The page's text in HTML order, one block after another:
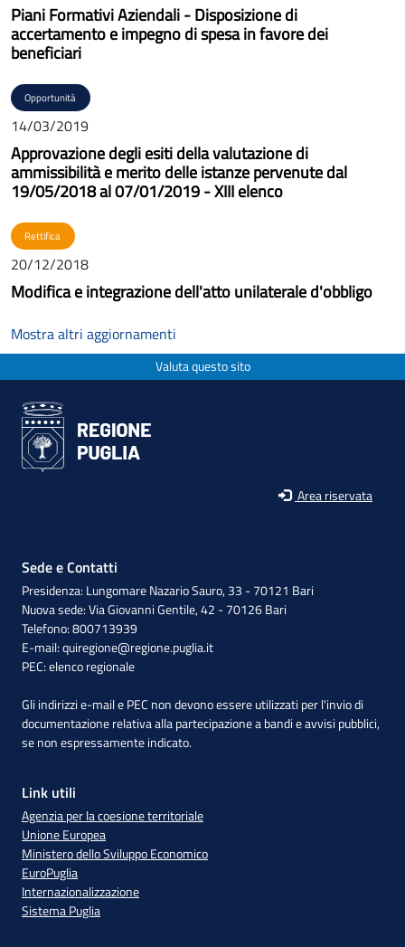
Piani Formativi Aziendali - Disposizione di
accertamento e impegno di spesa in favore dei
beneficiari
Opportunità
14/03/2019
Approvazione degli esiti della valutazione di
ammissibilità e merito delle istanze pervenute dal
19/05/2018 al 07/01/2019 - XIII elenco
Rettifica
20/12/2018
Modifica e integrazione dell'atto unilaterale d'obbligo
Mostra altri aggiornamenti
Valuta questo sito
Area riservata
Sede e Contatti
Presidenza: Lungomare Nazario Sauro, 33 - 70121 Bari
Nuova sede: Via Giovanni Gentile, 42 - 70126 Bari
Telefono: 800713939
E-mail:quiregione@regione.puglia.it
PEC:elenco regionale
Gli indirizzi e-mail e PEC non devono essere utilizzati per l'invio di
documentazione relativa alla partecipazione a bandi e avvisi pubblici,
se non espressamente indicato.
Link utili
Agenzia per la coesione territoriale
Unione Europea
Ministero dello Sviluppo Economico
EuroPuglia
Internazionalizzazione
Sistema Puglia